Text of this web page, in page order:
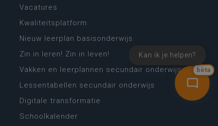
bèta
Kan ik je helpen?
Vacatures
Kwaliteitsplatform
Nieuw leerplan basisonderwijs
Zin in leren! Zin in leven!
Vakken en leerplannen secundair onderwijs
Lessentabellen secundair onderwijs
Digitale transformatie
Schoolkalender